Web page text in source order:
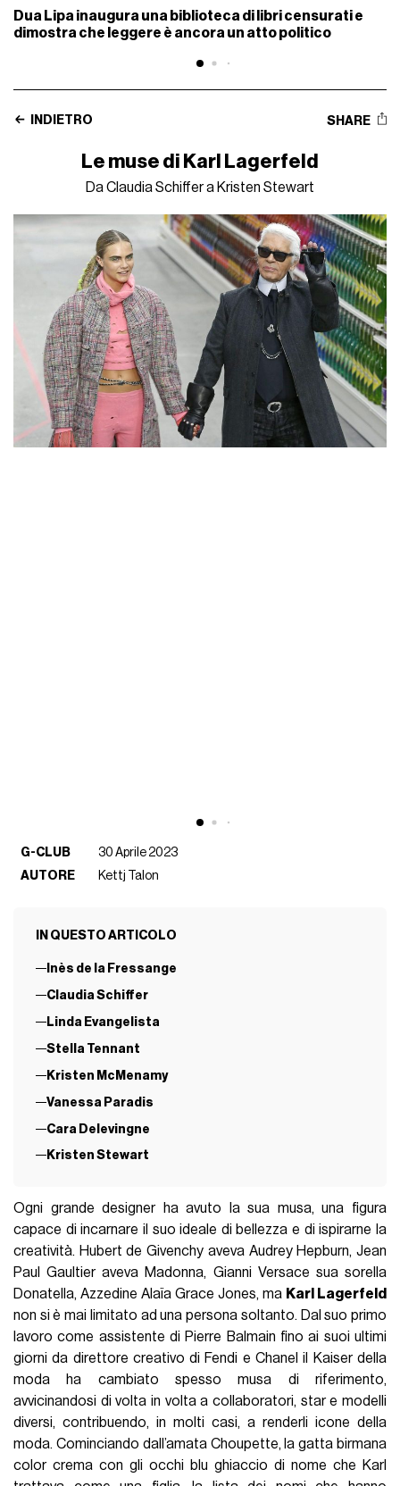
Dua Lipa inaugura una biblioteca di libri censurati e
dimostra che leggere è ancora un atto politico
INDIETRO SHARE
Le muse di Karl Lagerfeld
Da Claudia Schiffer a Kristen Stewart
G-CLUB
30 Aprile 2023
AUTORE
Kettj Talon
IN QUESTO ARTICOLO
Inès de la Fressange
Claudia Schiffer
Linda Evangelista
Stella Tennant
Kristen McMenamy
Vanessa Paradis
Cara Delevingne
Kristen Stewart
Ogni grande designer ha avuto la sua musa, una figura
capace di incarnare il suo ideale di bellezza e di ispirarne la
creatività. Hubert de Givenchy aveva Audrey Hepburn, Jean
Paul Gaultier aveva Madonna, Gianni Versace sua sorella
Donatella, Azzedine Alaïa Grace Jones, ma Karl Lagerfeld
non si è mai limitato ad una persona soltanto. Dal suo primo
lavoro come assistente di Pierre Balmain fino ai suoi ultimi
giorni da direttore creativo di Fendi e Chanel il Kaiser della
moda ha cambiato spesso musa di riferimento,
avvicinandosi di volta in volta a collaboratori, star e modelli
diversi, contribuendo, in molti casi, a renderli icone della
moda. Cominciando dall’amata Choupette, la gatta birmana
color crema con gli occhi blu ghiaccio di nome che Karl